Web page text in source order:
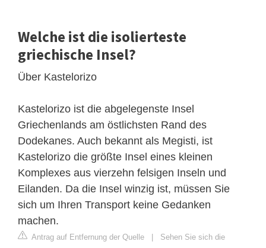
Welche ist die isolierteste
griechische Insel?
Über Kastelorizo
Kastelorizo ​​ist die abgelegenste Insel
Griechenlands am östlichsten Rand des
Dodekanes. Auch bekannt als Megisti, ist
Kastelorizo ​​die größte Insel eines kleinen
Komplexes aus vierzehn felsigen Inseln und
Eilanden. Da die Insel winzig ist, müssen Sie
sich um Ihren Transport keine Gedanken
machen.
Antrag auf Entfernung der Quelle | Sehen Sie sich die